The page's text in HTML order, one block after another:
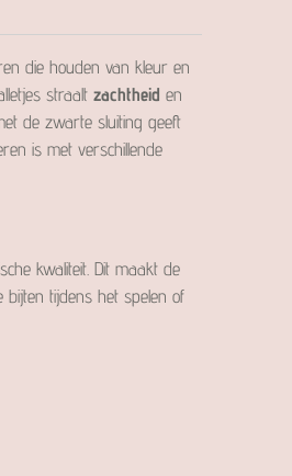
die houden van kleur en
straalt zachtheid en
de zwarte sluiting geeft
is met verschillende
kwaliteit. Dit maakt de
tijdens het spelen of